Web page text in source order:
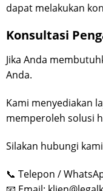
dapat melakukan
Konsultasi
Jika Anda
Anda.
Kami menyediakan
memperoleh solusi
Silakan hubungi
📞 Telepon /